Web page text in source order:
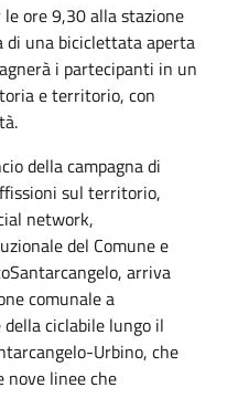
le ore 9,30 alla stazione
una biciclettata aperta
i partecipanti in un
e territorio, con
della campagna di
sul territorio,
network,
del Comune e
arriva
comunale a
ciclabile lungo il
Urbino, che
nove linee che